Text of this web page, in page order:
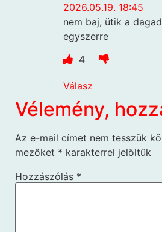
2026.05.19. 18:45
nem baj, ütik a
egyszerre
4
Válasz
Vélemény,
Az e-mail címet nem tesszük
mezőket * karakterrel jelöltük
Hozzászólás *